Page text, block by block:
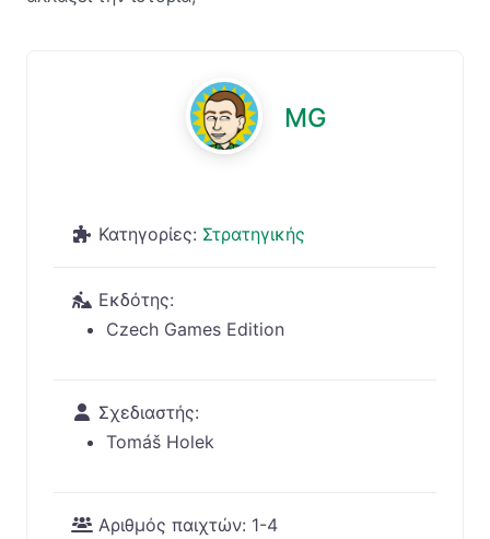
MG
Κατηγορίες: Στρατηγικής
Εκδότης:
Czech Games Edition
Σχεδιαστής:
Tomáš Holek
Αριθμός παιχτών: 1-4